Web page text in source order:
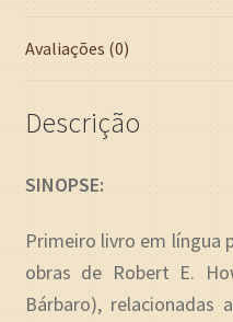
Avaliações (0)
Descrição
SINOPSE:
Primeiro livro em língua
obras de Robert E.
Bárbaro), relacionadas